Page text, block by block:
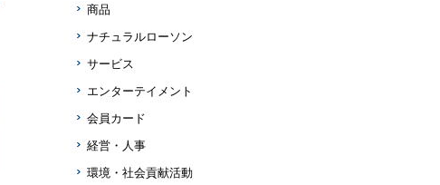
商品
ナチュラルローソン
サービス
エンターテイメント
会員カード
経営・人事
環境・社会貢献活動